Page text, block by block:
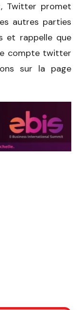
Twitter promet
autres parties
et rappelle que
compte twitter
sur la page